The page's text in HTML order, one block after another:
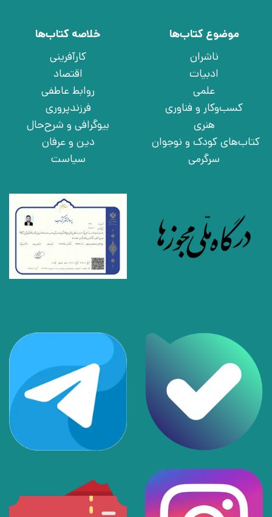
موضوع کتاب‌ها
ناشران
ادبیات
علمی
کسب‌وکار و فناوری
هنری
کتاب‌های کودک و نوجوان
سرگرمی
خلاصه کتاب‌ها
کارآفرینی
اقتصاد
روابط عاطفی
فرزندپروری
بیوگرافی و شرح‌حال
دین و عرفان
سیاست